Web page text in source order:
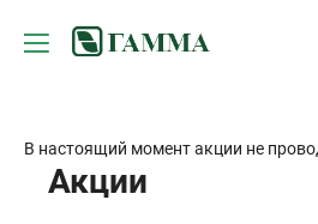
В настоящий момент акции не
Акции